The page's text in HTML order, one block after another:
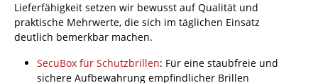
Lieferfähigkeit setzen wir bewusst auf Qualität und
praktische Mehrwerte, die sich im täglichen Einsatz
deutlich bemerkbar machen.
SecuBox für Schutzbrillen: Für eine staubfreie und
sichere Aufbewahrung empfindlicher Brillen